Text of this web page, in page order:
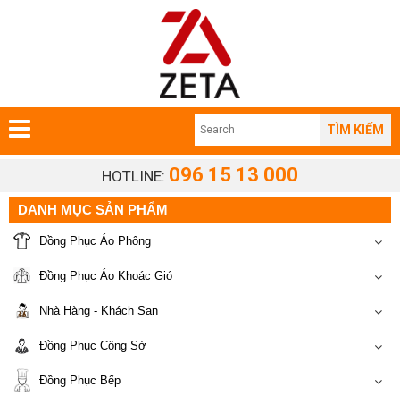
TÌM KIẾM
HOTLINE: 096 15 13 000
DANH MỤC SẢN PHẨM
Đồng Phục Áo Phông
Đồng Phục Áo Khoác Gió
Nhà Hàng - Khách Sạn
Đồng Phục Công Sở
Đồng Phục Bếp